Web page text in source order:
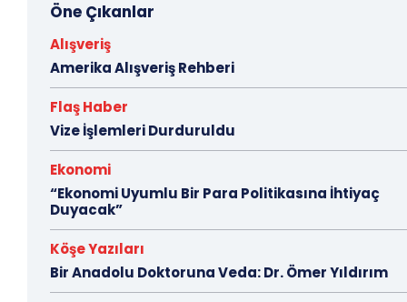
Öne Çıkanlar
Alışveriş
Amerika Alışveriş Rehberi
Flaş Haber
Vize İşlemleri Durduruldu
Ekonomi
“Ekonomi Uyumlu Bir Para Politikasına İhtiyaç
Duyacak”
Köşe Yazıları
Bir Anadolu Doktoruna Veda: Dr. Ömer Yıldırım